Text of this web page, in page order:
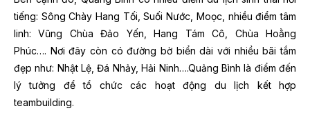
tiếng: Sông Chày Hang Tối, Suối Nước, Moọc, nhiều điểm tâm
linh: Vũng Chùa Đảo Yến, Hang Tám Cô, Chùa Hoằng
Phúc…. Nơi đây còn có đường bờ biển dài với nhiều bãi tắm
đẹp như: Nhật Lệ, Đá Nhảy, Hải Ninh….Quảng Bình là điểm đến
lý tưởng để tổ chức các hoạt động du lịch kết hợp
teambuilding.